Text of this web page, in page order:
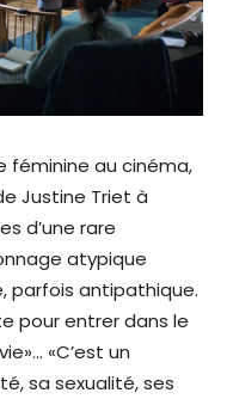
féminine au cinéma,
Justine Triet à
d’une rare
atypique
parfois antipathique.
pour entrer dans le
«C’est un
sa sexualité, ses